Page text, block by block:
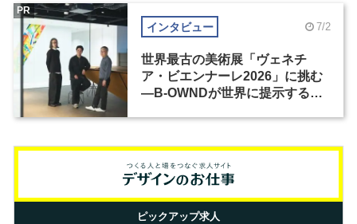
インタビュー 7/2
世界最古の美術展「ヴェネチ
ア・ビエンナーレ2026」に挑む
―B-OWNDが世界に提示する美
PR
ピックアップ求人